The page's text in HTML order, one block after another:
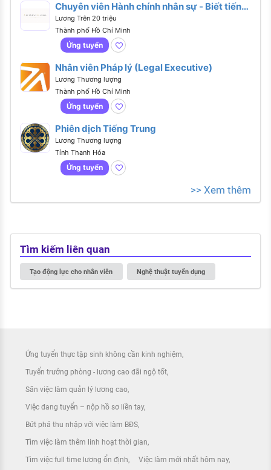
Chuyên viên Hành chính nhân sự - Biết tiếng
Anh hoặc tiếng Trung
Lương Trên 20 triệu
Thành phố Hồ Chí Minh
Ứng tuyển
Nhân viên Pháp lý (Legal Executive)
Lương Thương lượng
Thành phố Hồ Chí Minh
Ứng tuyển
Phiên dịch Tiếng Trung
Lương Thương lượng
Tỉnh Thanh Hóa
Ứng tuyển
>> Xem thêm
Tìm kiếm liên quan
Tạo động lực cho nhân viên Nghệ thuật tuyển dụng
Ứng tuyển thực tập sinh không cần kinh nghiệm
Tuyển trưởng phòng - lương cao đãi ngộ tốt
Săn việc làm quản lý lương cao
Việc đang tuyển – nộp hồ sơ liền tay
Bứt phá thu nhập với việc làm BĐS
Tìm việc làm thêm linh hoạt thời gian
Tìm việc full time lương ổn định Việc làm mới nhất hôm nay